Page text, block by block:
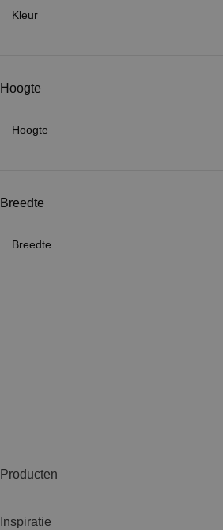
Hoogte
Breedte
Producten
Inspiratie